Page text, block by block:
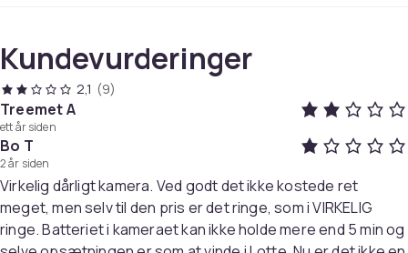
kan kameraet være kontinuerlig tilkoblet med den
Kameraets magnetiske og roterbare feste gjør det
mulig å feste det til alle metalliske overflater for optimal
plassering. Du kan også lagre og gjenoppleve opptak
takket være støtte for minnekort opp til 64 GB (følger
ikke med). I tillegg er kameraet utstyrt med en infrarød
bevegelsessensor som fungerer utmerket selv under
Kundevurderinger
2,1 (9)
Treemet A
ett år siden
Bo T
2 år siden
Virkelig dårligt kamera. Ved godt det ikke kostede ret
meget, men selv til den pris er det ringe, som i VIRKELIG
ringe. Batteriet i kameraet kan ikke holde mere end 5 min og